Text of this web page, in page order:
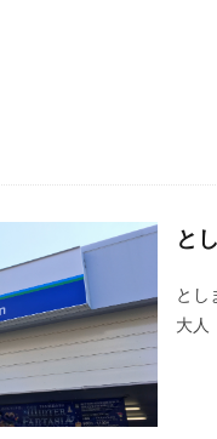
と
とし
大人